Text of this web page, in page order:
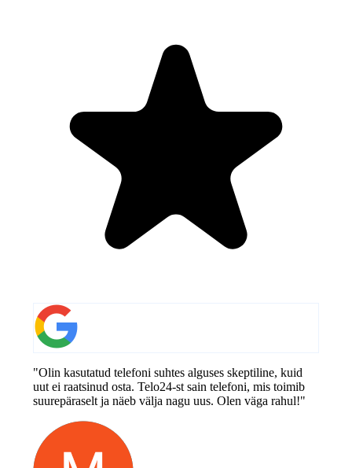
"Olin kasutatud telefoni suhtes alguses skeptiline, kuid
uut ei raatsinud osta. Telo24-st sain telefoni, mis toimib
suurepäraselt ja näeb välja nagu uus. Olen väga rahul!"